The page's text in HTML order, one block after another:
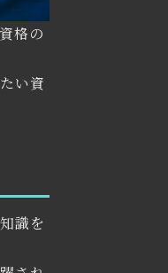
格の
い資
識を